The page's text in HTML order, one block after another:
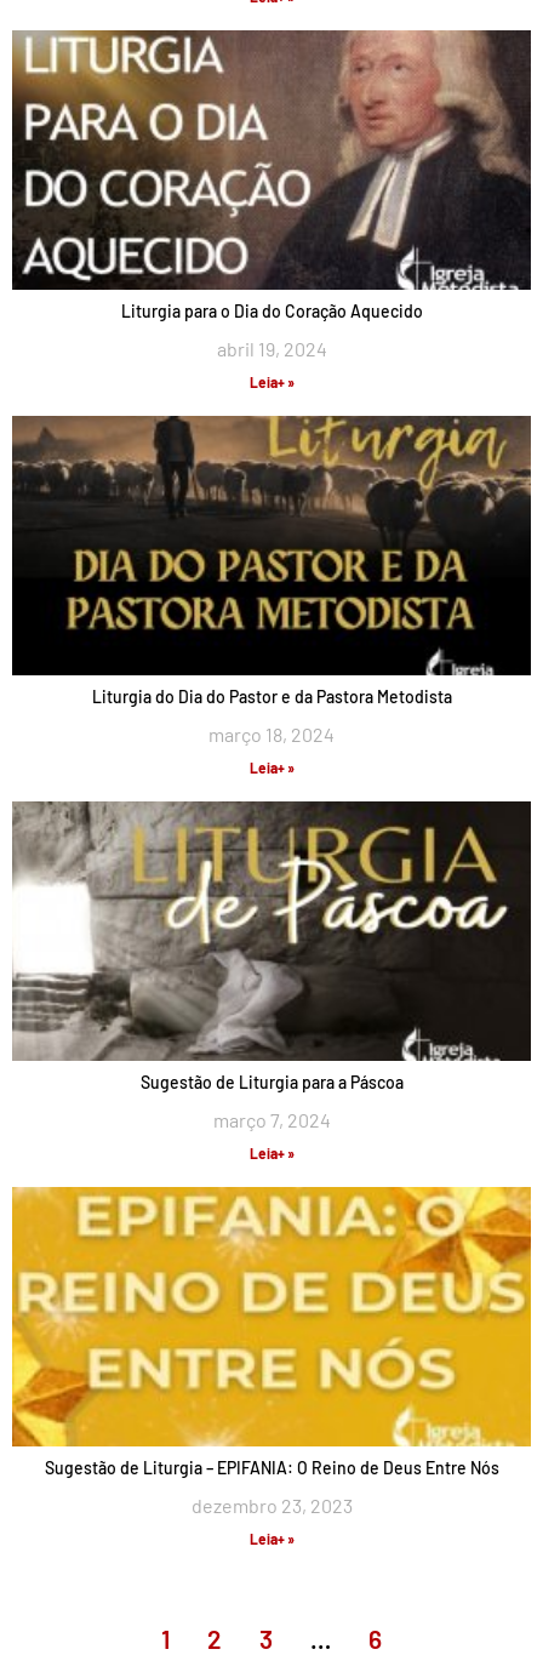
Liturgia para o Dia do Coração Aquecido
abril 19, 2024
Leia+ »
Liturgia do Dia do Pastor e da Pastora Metodista
março 18, 2024
Leia+ »
Sugestão de Liturgia para a Páscoa
março 7, 2024
Leia+ »
Sugestão de Liturgia – EPIFANIA: O Reino de Deus Entre Nós
dezembro 23, 2023
Leia+ »
1 2 3 … 6